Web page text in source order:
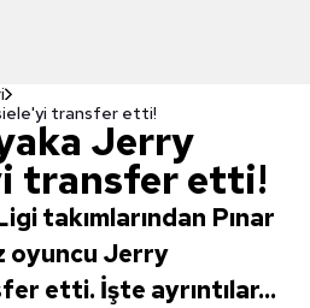
transfer etti!
Jerry
transfer etti!
takımlarından Pınar
oyuncu Jerry
etti. İşte ayrıntılar...